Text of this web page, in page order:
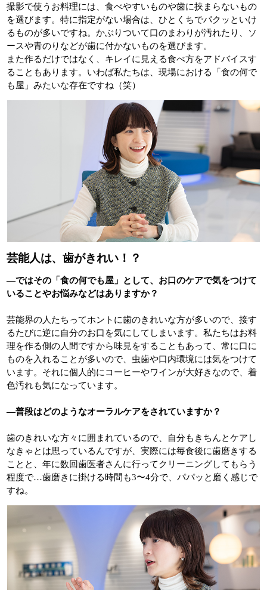
撮影で使うお料理には、食べやすいものや歯に挟まらないもの
を選びます。特に指定がない場合は、ひとくちでパクッといけ
るものが多いですね。かぶりついて口のまわりが汚れたり、ソ
ースや青のりなどが歯に付かないものを選びます。
また作るだけではなく、キレイに見える食べ方をアドバイスす
ることもあります。いわば私たちは、現場における「食の何で
も屋」みたいな存在ですね（笑）
芸能人は、歯がきれい！？
―ではその「食の何でも屋」として、お口のケアで気をつけて
いることやお悩みなどはありますか？
芸能界の人たちってホントに歯のきれいな方が多いので、接す
るたびに逆に自分のお口を気にしてしまいます。私たちはお料
理を作る側の人間ですから味見をすることもあって、常に口に
ものを入れることが多いので、虫歯や口内環境には気をつけて
います。それに個人的にコーヒーやワインが大好きなので、着
色汚れも気になっています。
―普段はどのようなオーラルケアをされていますか？
歯のきれいな方々に囲まれているので、自分もきちんとケアし
なきゃとは思っているんですが、実際には毎食後に歯磨きする
ことと、年に数回歯医者さんに行ってクリーニングしてもらう
程度で…歯磨きに掛ける時間も3〜4分で、パパッと磨く感じで
すね。